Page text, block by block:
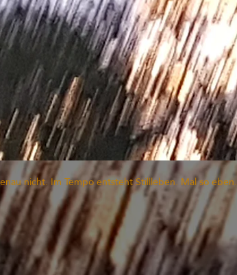
nicht. Im Tempo entsteht Stillleben. Mal so eben.